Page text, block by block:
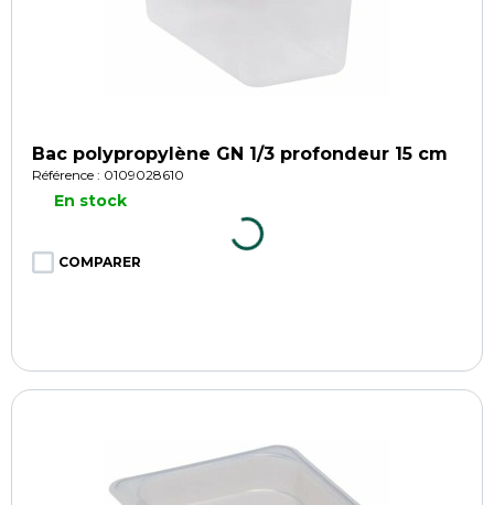
Bac polypropylène GN 1/3 profondeur 15 cm
Référence : 0109028610
En stock
COMPARER